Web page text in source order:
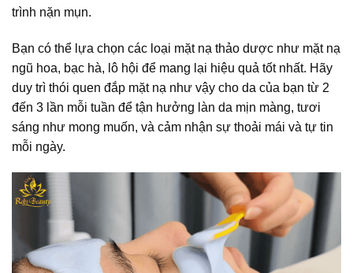
trình nặn mụn.
Bạn có thể lựa chọn các loại mặt nạ thảo dược như mặt nạ
ngũ hoa, bạc hà, lô hội để mang lại hiệu quả tốt nhất. Hãy
duy trì thói quen đắp mặt nạ như vậy cho da của bạn từ 2
đến 3 lần mỗi tuần để tận hưởng làn da mịn màng, tươi
sáng như mong muốn, và cảm nhận sự thoải mái và tự tin
mỗi ngày.